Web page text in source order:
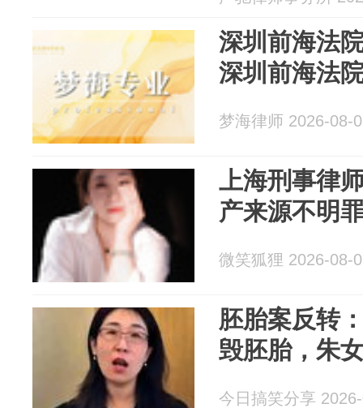
深圳前海法
深圳前海法
梦海律师 2026-08-
上海刑事律
产来源不明
微笑狐狸 2026-08-
胚胎案反转
毁胚胎，朱
今日搞笑分享